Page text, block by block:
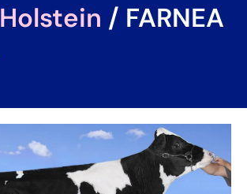
Holstein / FARNEA